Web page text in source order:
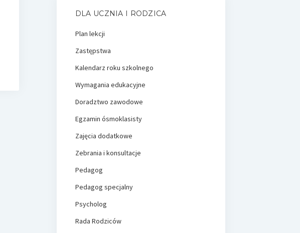
DLA UCZNIA I RODZICA
Plan lekcji
Zastępstwa
Kalendarz roku szkolnego
Wymagania edukacyjne
Doradztwo zawodowe
Egzamin ósmoklasisty
Zajęcia dodatkowe
Zebrania i konsultacje
Pedagog
Pedagog specjalny
Psycholog
Rada Rodziców